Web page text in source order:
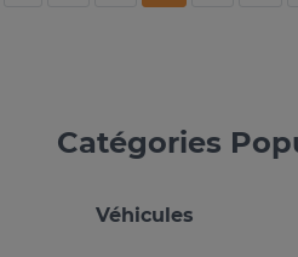
Catégories
Véhicules